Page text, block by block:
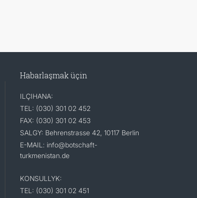
Habarlaşmak üçin
ILÇIHANA:
TEL: (030) 301 02 452
FAX: (030) 301 02 453
SALGY: Behrenstrasse 42, 10117 Berlin
E-MAIL: info@botschaft-
turkmenistan.de
KONSULLYK:
TEL: (030) 301 02 451